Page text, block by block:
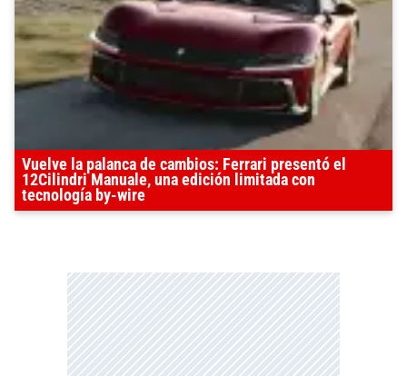
Vuelve la palanca de cambios: Ferrari presentó el
12Cilindri Manuale, una edición limitada con
tecnología by-wire